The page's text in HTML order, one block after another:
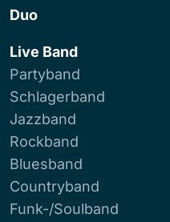
Duo
Live Band
Partyband
Schlagerband
Jazzband
Rockband
Bluesband
Countryband
Funk-/Soulband